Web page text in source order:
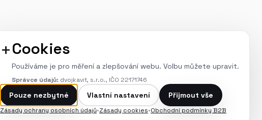
+Cookies
Používáme je pro měření a zlepšování webu. Volbu můžete upravit.
Správce údajů: dvojkavit, s.r.o., IČO 22171746
Pouze nezbytné Vlastní nastavení Přijmout vše
Zásady ochrany osobních údajů•Zásady cookies•Obchodní podmínky B2B